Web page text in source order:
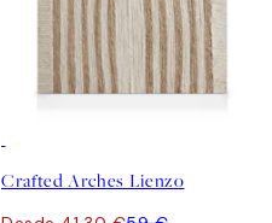
Crafted Arches Lienzo